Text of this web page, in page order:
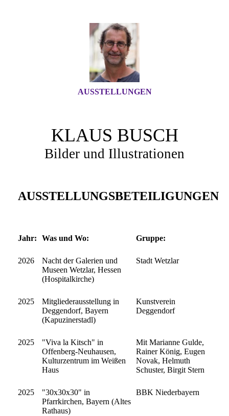
AUSSTELLUNGEN
KLAUS BUSCH
Bilder und Illustrationen
AUSSTELLUNGSBETEILIGUNGEN
Jahr: Was und Wo: Gruppe:
2026
Nacht der Galerien und
Museen Wetzlar, Hessen
(Hospitalkirche)
Stadt Wetzlar
2025
Mitgliederausstellung in
Deggendorf, Bayern
(Kapuzinerstadl)
Kunstverein
Deggendorf
2025
"Viva la Kitsch" in
Offenberg-Neuhausen,
Kulturzentrum im Weißen
Haus
Mit Marianne Gulde,
Rainer König, Eugen
Novak, Helmuth
Schuster, Birgit Stern
2025
"30x30x30" in
Pfarrkirchen, Bayern (Altes
Rathaus)
BBK Niederbayern